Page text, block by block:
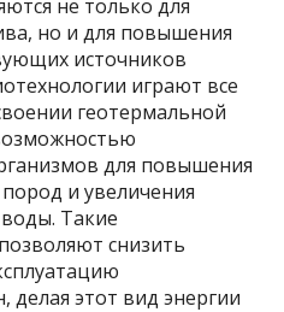
не только для
но и для повышения
источников
играют все
геотермальной
для повышения
и увеличения
Такие
снизить
делая этот вид энергии